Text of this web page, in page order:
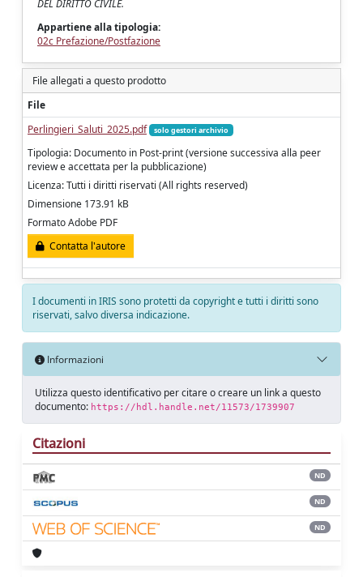
DEL DIRITTO CIVILE.
Appartiene alla tipologia:
02c Prefazione/Postfazione
File allegati a questo prodotto
File
Perlingieri_Saluti_2025.pdf
solo gestori archivio
Tipologia: Documento in Post-print (versione successiva alla peer
review e accettata per la pubblicazione)
Licenza: Tutti i diritti riservati (All rights reserved)
Dimensione 173.91 kB
Formato Adobe PDF
Contatta l'autore
I documenti in IRIS sono protetti da copyright e tutti i diritti sono
riservati, salvo diversa indicazione.
Informazioni
Utilizza questo identificativo per citare o creare un link a questo
documento: https://hdl.handle.net/11573/1739907
Citazioni
ND
ND
ND